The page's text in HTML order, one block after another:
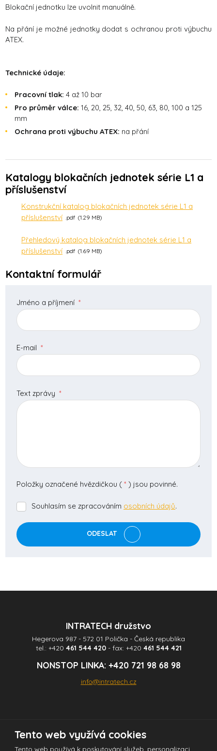
Blokační jednotku lze uvolnit manuálně.
Na přání je možné jednotky dodat s ochranou proti výbuchu
ATEX.
Technické údaje:
Pracovní tlak: 4 až 10 bar
Pro průměr válce: 16, 20, 25, 32, 40, 50, 63, 80, 100 a 125
mm
Ochrana proti výbuchu ATEX: na přání
Katalogy blokačních jednotek série L1 a
příslušenství
Konstrukční katalog blokačních jednotek série L1 a
příslušenství pdf 1.29 MB
Přehledový katalog blokačních jednotek série L1 a
příslušenství pdf 1.69 MB
Kontaktní formulář
Jméno a příjmení *
E-mail *
Text zprávy *
Položky označené hvězdičkou ( * ) jsou povinné.
Souhlasím
zpracováním
osobních
údajů.
Souhlasím se zpracováním osobních údajů.
ODESLAT
odeslat.
INTRATECH družstvo
Hegerova 987 - 572 01 Polička - Česká republika
tel.: +420 461 544 420- fax: +420 461 544 421
NONSTOP LINKA: +420 721 98 68 98
info@intratech.cz
© 2026 INTRATECH družstvo - všechna práva vyhrazena
Tento web využívá cookies
Tento web používá k poskytování služeb, personalizaci